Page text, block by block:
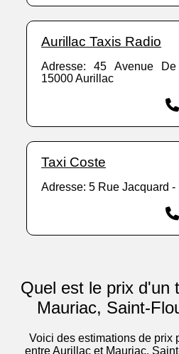
Aurillac Taxis Radio
Adresse: 45 Avenue
15000 Aurillac
Taxi Coste
Adresse: 5 Rue Jacquard
Quel est le prix d'un
Mauriac, Saint-
Voici des estimations de prix
entre Aurillac et Mauriac,